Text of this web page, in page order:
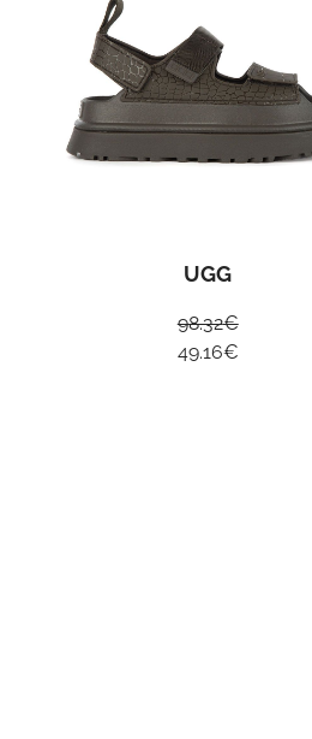
UGG
98.32€
49.16€